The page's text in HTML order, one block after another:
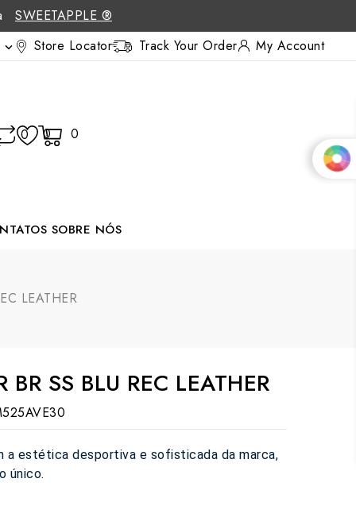
SWEETAPPLE ®
 Store Locator Track Your Order My Account
0 0 0
SOBRE NÓS
LEATHER
BR SS BLU REC LEATHER
a estética desportiva e sofisticada da marca,
único.